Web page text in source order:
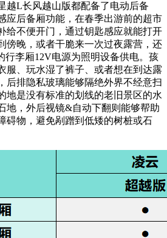
越L长风越山版都配备了电动后备
应后备厢功能，在春季出游前的超市
给不便开门，通过钥匙感应就能打开
傍晚，或者干脆来一次过夜露营，还
行李厢12V电源为照明设备供电。孩
服、玩水湿了裤子、或者想在到达露
后排隐私玻璃能够隔绝外界不经意扫
地是没有标准的划线的老旧景区的水
地，外后视镜&自动下翻则能够帮助
碍物，避免剐蹭到低矮的树桩或石